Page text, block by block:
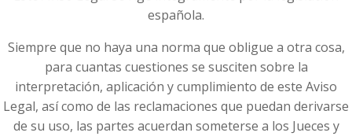
española.
Siempre que no haya una norma que obligue a otra cosa,
para cuantas cuestiones se susciten sobre la
interpretación, aplicación y cumplimiento de este Aviso
Legal, así como de las reclamaciones que puedan derivarse
de su uso, las partes acuerdan someterse a los Jueces y